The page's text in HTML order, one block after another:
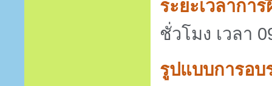
ระยะเวลากา
ชั่วโมง เวลา
รูปแบบการอบ